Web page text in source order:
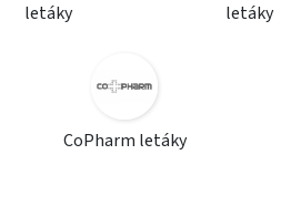
letáky
letáky
CoPharm letáky